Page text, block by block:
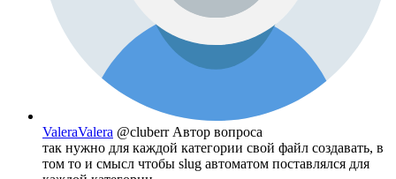
ValeraValera @cluberr Автор вопроса
так нужно для каждой категории свой файл создавать, в
том то и смысл чтобы slug автоматом поставлялся для